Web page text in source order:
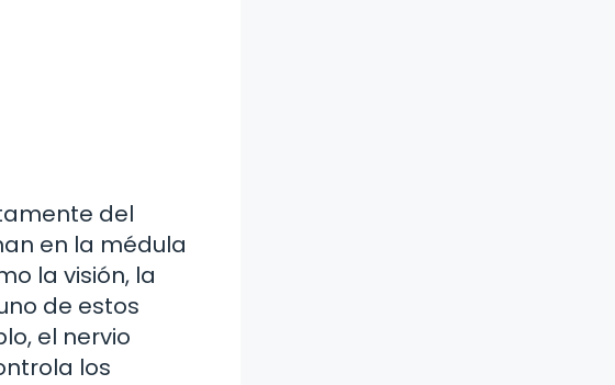
del
en la médula
la visión, la
de estos
el nervio
los